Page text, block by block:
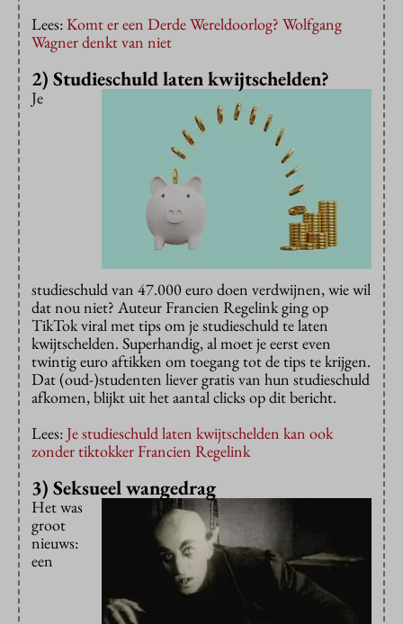
Lees:Komt er een Derde Wereldoorlog? Wolfgang
Wagner denkt van niet
2) Studieschuld laten kwijtschelden?
Je
studieschuld van 47.000 euro doen verdwijnen, wie wil
dat nou niet? Auteur Francien Regelink ging op
TikTok viral met tips om je studieschuld te laten
kwijtschelden. Superhandig, al moet je eerst even
twintig euro aftikken om toegang tot de tips te krijgen.
Dat (oud-)studenten liever gratis van hun studieschuld
afkomen, blijkt uit het aantal clicks op dit bericht.
Lees:Je studieschuld laten kwijtschelden kan ook
zonder tiktokker Francien Regelink
3) Seksueel wangedrag
Het was
groot
nieuws:
een